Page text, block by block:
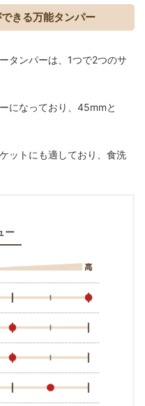
きる万能タンパー
タンパーは、1つで2つのサ
になっており、45mmと
ットにも適しており、食洗
ー